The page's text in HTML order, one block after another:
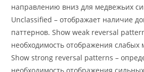
направлению вниз для медвежьих
Unclassified – отображает наличие
паттернов. Show weak reversal
необходимость отображения слабых
Show strong reversal patterns –